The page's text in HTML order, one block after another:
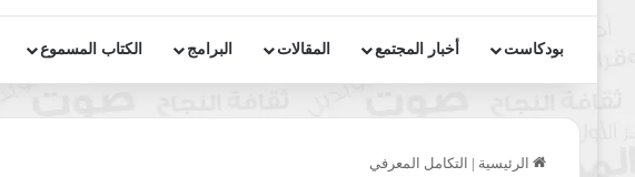
بودكاست أخبار المجتمع المقالات البرامج الكتاب المسموع
الرئيسية | التكامل المعرفي